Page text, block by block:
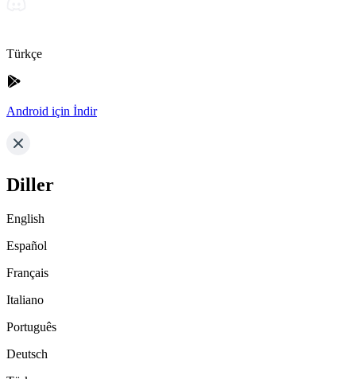
Türkçe
Android için İndir
Diller
English
Español
Français
Italiano
Português
Deutsch